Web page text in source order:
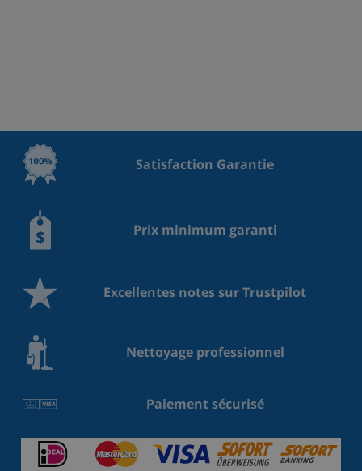
Satisfaction Garantie
Prix minimum garanti
Excellentes notes sur Trustpilot
Nettoyage professionnel
Paiement sécurisé